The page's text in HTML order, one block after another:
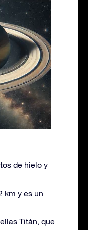
de hielo y
km y es un
Titán, que